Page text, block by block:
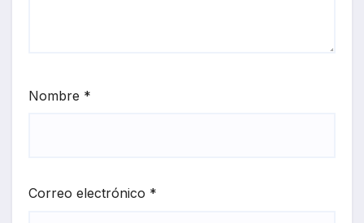
Nombre *
Correo electrónico *